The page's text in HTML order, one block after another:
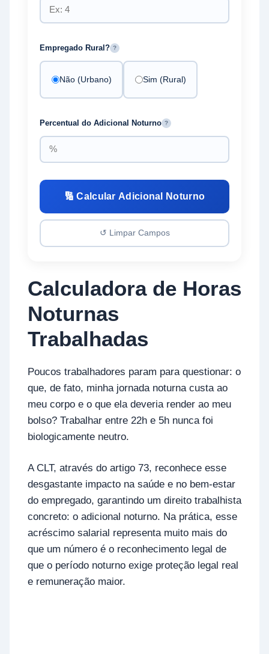
Empregado Rural? ?
Não (Urbano) Sim (Rural)
Percentual do Adicional Noturno ?
🔢 Calcular Adicional Noturno
↺ Limpar Campos
Calculadora de Horas
Noturnas
Trabalhadas
Poucos trabalhadores param para questionar: o
que, de fato, minha jornada noturna custa ao
meu corpo e o que ela deveria render ao meu
bolso? Trabalhar entre 22h e 5h nunca foi
biologicamente neutro.
A CLT, através do artigo 73, reconhece esse
desgastante impacto na saúde e no bem-estar
do empregado, garantindo um direito trabalhista
concreto: o adicional noturno. Na prática, esse
acréscimo salarial representa muito mais do
que um número é o reconhecimento legal de
que o período noturno exige proteção legal real
e remuneração maior.